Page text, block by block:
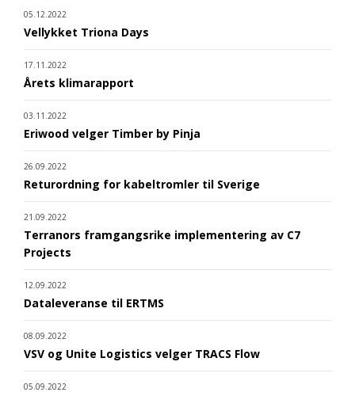
05.12.2022
Vellykket Triona Days
17.11.2022
Årets klimarapport
03.11.2022
Eriwood velger Timber by Pinja
26.09.2022
Returordning for kabeltromler til Sverige
21.09.2022
Terranors framgangsrike implementering av C7
Projects
12.09.2022
Dataleveranse til ERTMS
08.09.2022
VSV og Unite Logistics velger TRACS Flow
05.09.2022